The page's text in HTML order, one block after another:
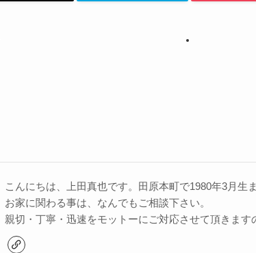
こんにちは、上田真也です。田原本町で1980年3月生
お家に関わる事は、なんでもご相談下さい。
親切・丁寧・迅速をモットーにご対応させて頂きます